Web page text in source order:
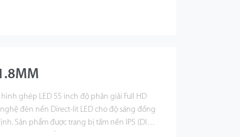
hình ghép LED 55 inch độ phân giải Full HD
đèn nền Direct-lit LED cho độ sáng đồng
Sản phẩm được trang bị tấm nền IPS (DID)